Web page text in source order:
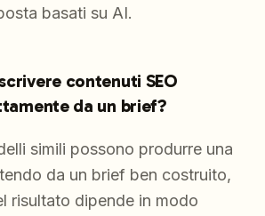
basati su AI.
contenuti SEO
da un brief?
simili possono produrre una
da un brief ben costruito,
risultato dipende in modo